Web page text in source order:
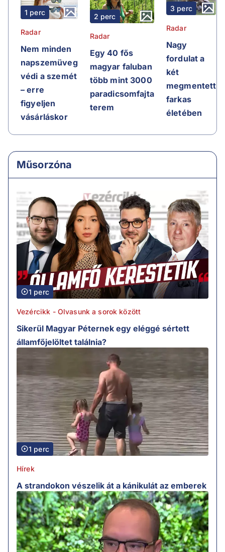
1 perc
Radar
Nem minden
napszemüveg
védi a szemét
– erre
figyeljen
vásárláskor
2 perc
Radar
Egy 40 fős
magyar faluban
több mint 3000
paradicsomfajta
terem
3 perc
Radar
Nagy
fordulat a
két
megmentett
farkas
életében
Műsorzóna
1 perc
Vezércikk - Olvasunk a sorok között
Sikerül Magyar Péternek egy eléggé sértett
államfőjelöltet találnia?
1 perc
Hírek
A strandokon vészelik át a kánikulát az emberek